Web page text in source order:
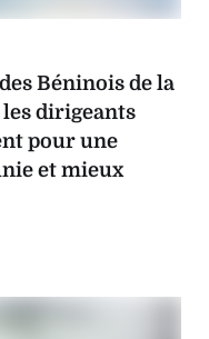
Béninois de la
les dirigeants
pour une
et mieux